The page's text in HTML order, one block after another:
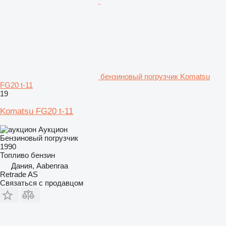
бензиновый погрузчик Komatsu
FG20 t-11
19
Komatsu FG20 t-11
Аукцион
Бензиновый погрузчик
1990
Топливо бензин
Дания, Aabenraa
Retrade AS
Связаться с продавцом